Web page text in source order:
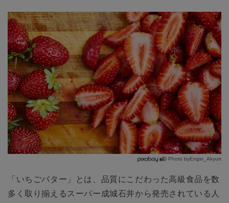
Photo byEngin_Akyurt
「いちごバター」とは、品質にこだわった高級食品を数
多く取り揃えるスーパー成城石井から発売されている人